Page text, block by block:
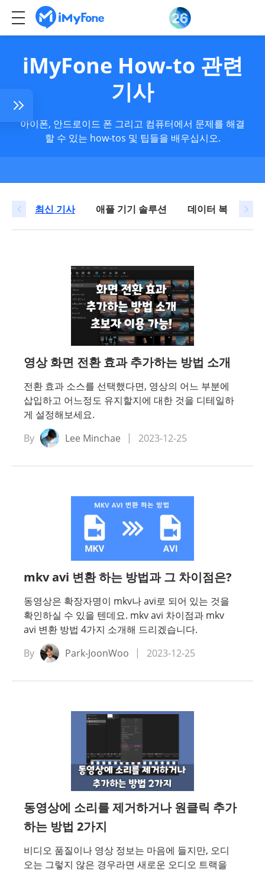
iMyFone How-to 관련
기사
아이폰, 안드로이드 폰 그리고 컴퓨터에서 문제를 해결
할 수 있는 how-tos 및 팁들을 배우십시오.
최신 기사 애플 기기 솔루션 데이터 복구
영상 화면 전환 효과 추가하는 방법 소개
전환 효과 소스를 선택했다면, 영상의 어느 부분에
삽입하고 어느정도 유지할지에 대한 것을 디테일하
게 설정해보세요.
By
Lee Minchae 2023-12-25
mkv avi 변환 하는 방법과 그 차이점은?
동영상은 확장자명이 mkv나 avi로 되어 있는 것을
확인하실 수 있을 텐데요. mkv avi 차이점과 mkv
avi 변환 방법 4가지 소개해 드리겠습니다.
By
Park-JoonWoo 2023-12-25
동영상에 소리를 제거하거나 원클릭 추가
하는 방법 2가지
비디오 품질이나 영상 정보는 마음에 들지만, 오디
오는 그렇지 않은 경우라면 새로운 오디오 트랙을
된